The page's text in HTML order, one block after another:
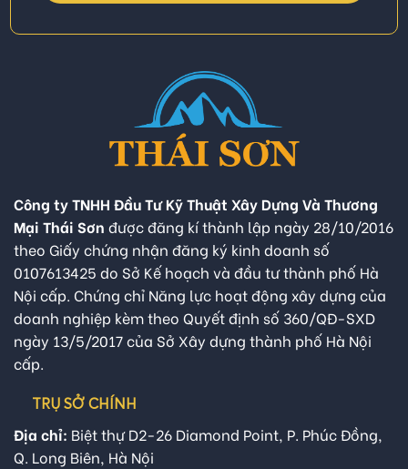
Công ty TNHH Đầu Tư Kỹ Thuật Xây Dựng Và Thương
Mại Thái Sơn được đăng kí thành lập ngày 28/10/2016
theo Giấy chứng nhận đăng ký kinh doanh số
0107613425 do Sở Kế hoạch và đầu tư thành phố Hà
Nội cấp. Chứng chỉ Năng lực hoạt động xây dựng của
doanh nghiệp kèm theo Quyết định số 360/QĐ-SXD
ngày 13/5/2017 của Sở Xây dựng thành phố Hà Nội
cấp.
TRỤ SỞ CHÍNH
Địa chỉ: Biệt thự D2-26 Diamond Point, P. Phúc Đồng,
Q. Long Biên, Hà Nội